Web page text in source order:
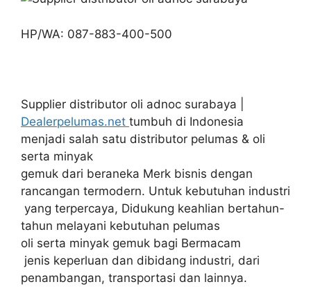
HP/WA: 087-883-400-500
Supplier distributor oli adnoc surabaya |
Dealerpelumas.net tumbuh di Indonesia
menjadi salah satu distributor pelumas & oli
serta minyak
gemuk dari beraneka Merk bisnis dengan
rancangan termodern. Untuk kebutuhan industri
yang terpercaya, Didukung keahlian bertahun-
tahun melayani kebutuhan pelumas
oli serta minyak gemuk bagi Bermacam
jenis keperluan dan dibidang industri, dari
penambangan, transportasi dan lainnya.